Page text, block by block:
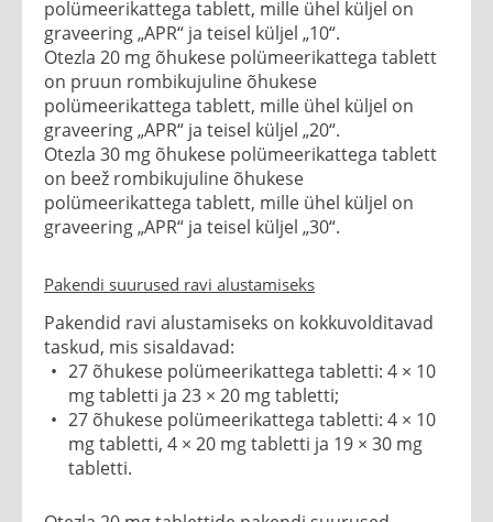
polümeerikattega tablett, mille ühel küljel on
graveering „APR“ ja teisel küljel „10“.
Otezla 20 mg õhukese polümeerikattega tablett
on pruun rombikujuline õhukese
polümeerikattega tablett, mille ühel küljel on
graveering „APR“ ja teisel küljel „20“.
Otezla 30 mg õhukese polümeerikattega tablett
on beež rombikujuline õhukese
polümeerikattega tablett, mille ühel küljel on
graveering „APR“ ja teisel küljel „30“.
Pakendi suurused ravi alustamiseks
Pakendid ravi alustamiseks on kokkuvolditavad
taskud, mis sisaldavad:
27 õhukese polümeerikattega tabletti: 4 × 10
mg tabletti ja 23 × 20 mg tabletti;
27 õhukese polümeerikattega tabletti: 4 × 10
mg tabletti, 4 × 20 mg tabletti ja 19 × 30 mg
tabletti.